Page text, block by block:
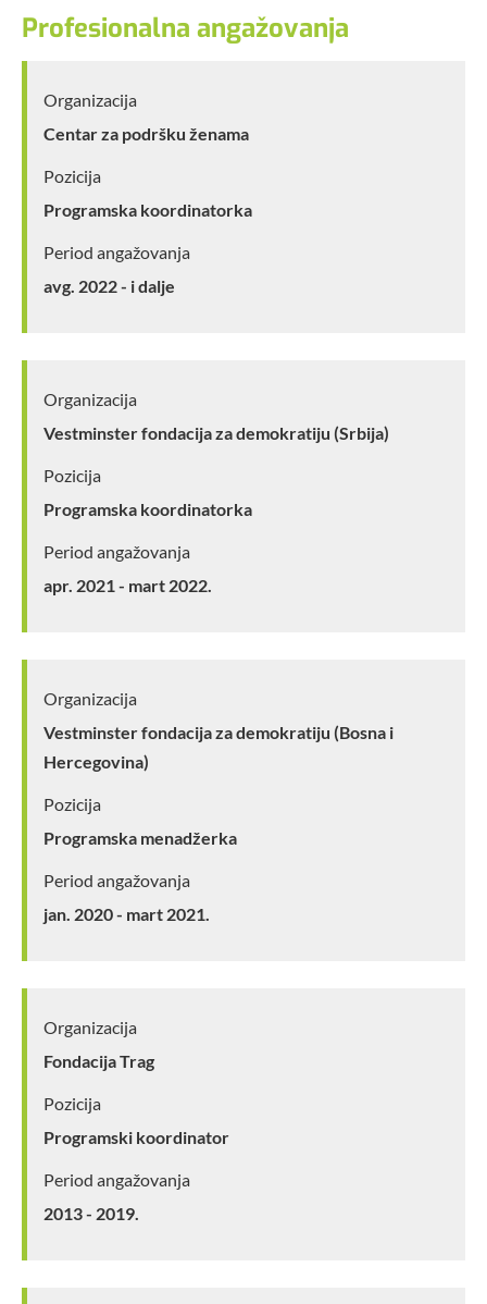
Profesionalna angažovanja
Organizacija
Centar za podršku ženama
Pozicija
Programska koordinatorka
Period angažovanja
avg. 2022 - i dalje
Organizacija
Vestminster fondacija za demokratiju (Srbija)
Pozicija
Programska koordinatorka
Period angažovanja
apr. 2021 - mart 2022.
Organizacija
Vestminster fondacija za demokratiju (Bosna i
Hercegovina)
Pozicija
Programska menadžerka
Period angažovanja
jan. 2020 - mart 2021.
Organizacija
Fondacija Trag
Pozicija
Programski koordinator
Period angažovanja
2013 - 2019.